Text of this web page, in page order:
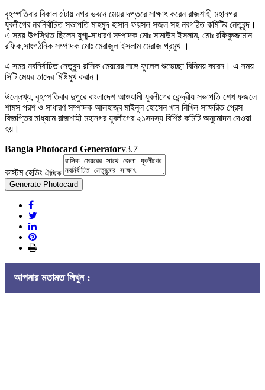
বৃহস্পতিবার বিকাল ৫টায় নগর ভবনে মেয়র দপ্তরে সাক্ষাৎ করেন রাজশাহী মহানগর
যুবলীগের নবনির্বাচিত সভাপতি মাহমুদ হাসান ফয়সল সজল সহ নবগঠিত কমিটির নেতৃবৃন্দ।
এ সময় উপস্থিত ছিলেন যুগ্ম-সাধারণ সম্পাদক মোঃ সামাউন ইসলাম, মোঃ রফিকুজ্জামান
রফিক,সাংগঠনিক সম্পাদক মোঃ মেরাজুল ইসলাম মেরাজ প্রমুখ ।
এ সময় নবনির্বাচিত নেতৃবৃন্দ রাসিক মেয়রের সঙ্গে ফুলেল শুভেচ্ছা বিনিময় করেন। এ সময়
সিটি মেয়র তাদের মিষ্টিমুখ করান।
উল্লেখ্য, বৃহস্পতিবার দুপুরে বাংলাদেশ আওয়ামী যুবলীগের কেন্দ্রীয় সভাপতি শেখ ফজলে
শামস পরশ ও সাধারণ সম্পাদক আলহাজ্ব মাইনুল হোসেন খান নিখিল সাক্ষরিত প্রেস
বিজ্ঞপ্তির মাধ্যমে রাজশাহী মহানগর যুবলীগের ২১সদস্য বিশিষ্ট কমিটি অনুমোদন দেওয়া
হয়।
Bangla Photocard Generatorv3.7
কাস্টম হেডিং ঐচ্ছিক
Generate Photocard
আপনার মতামত লিখুন :